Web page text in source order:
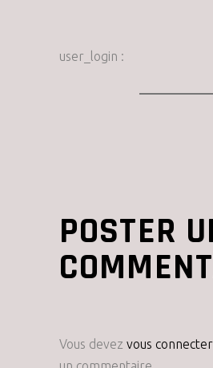
user_login :
POSTER
Vous devez vous connecter